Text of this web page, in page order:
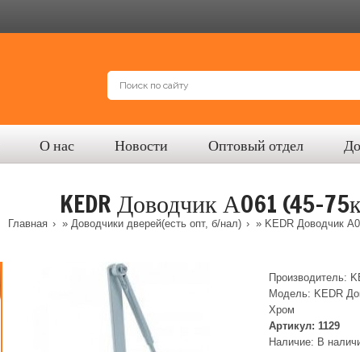
О нас Новости Оптовый отдел
KEDR Доводчик А061 (45-
Главная » Доводчики дверей(есть опт, б/нал) » KEDR Доводчик
Производитель:
Модель: KEDR
Хром
Артикул: 1129
Наличие: В